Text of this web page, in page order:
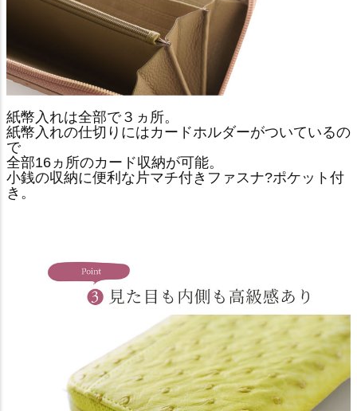
紙幣入れは全部で３ヵ所。
紙幣入れの仕切りにはカードホルダーがついているの
で
全部16ヵ所のカード収納が可能。
小銭の収納に便利な片マチ付きファスナ?ポケット付
き。